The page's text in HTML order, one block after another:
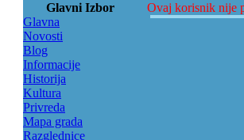
Glavni Izbor
Glavna
Novosti
Blog
Informacije
Historija
Kultura
Privreda
Mapa grada
Razglednice
Ovaj korisnik nije